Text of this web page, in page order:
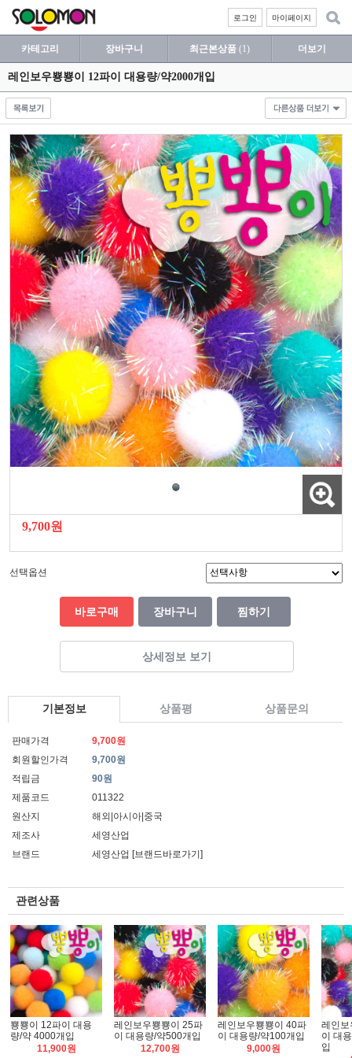
마이페이지
로그인
카테고리 장바구니 최근본상품 (1) 더보기
레인보우뿅뿅이 12파이 대용량/약2000개입
9,700원
선택옵션
바로구매 장바구니 찜하기
상세정보 보기
기본정보 상품평 상품문의
판매가격
9,700원
회원할인가격
9,700원
적립금
90원
제품코드
011322
원산지
해외|아시아|중국
제조사
세영산업
브랜드
세영산업 [브랜드바로가기]
관련상품
뿅뿅이 12파이 대용
량/약 4000개입
11,900원
레인보우뿅뿅이 25파
이 대용량/약500개입
12,700원
레인보우뿅뿅이 40파
이 대용량/약100개입
9,000원
레인보
이 대
입